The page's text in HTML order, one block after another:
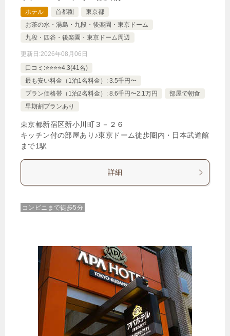
ホテル 首都圏
東京都
お茶の水・湯島・九段・後楽園・東京ドーム
九段・四谷・後楽園・東京ドーム周辺
更新日:2026年08月06日
口コミ:⭐️⭐️⭐️⭐️4.3(41名)
最も安い料金（1泊1名料金）: 3.5千円〜
プラン価格帯（1泊2名料金）: 8.6千円〜2.1万円
部屋で朝食
早期割プランあり
東京都新宿区新小川町３－２６
キッチン付の部屋あり♪東京ドーム徒歩圏内・日本武道館
まで1駅
詳細
コンビニまで徒歩5分